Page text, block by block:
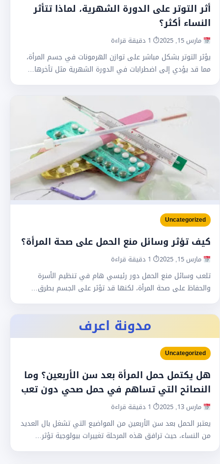
أثر التوتر على الدورة الشهرية، لماذا تتأثر
النساء أكثر؟
مارس 15, 2025 ⏱ 1 دقيقة قراءة
يؤثر التوتر بشكل مباشر على توازن الهرمونات في جسم المرأة،
مما قد يؤدي إلى اضطرابات في الدورة الشهرية مثل تأخرها…
Uncategorized
كيف تؤثر وسائل منع الحمل على صحة المرأة؟
مارس 15, 2025 ⏱ 1 دقيقة قراءة
تلعب وسائل منع الحمل دور رئيسي هام في تنظيم الأسرة
والحفاظ على صحة المرأة، لكنها قد تؤثر على الجسم بطرق…
مدونة اعرف
Uncategorized
هل يكتمل حمل المرأة بعد سن الأربعين؟ وما
النصائح التي تساهم في حمل صحي دون تعب
مارس 13, 2025 ⏱ 1 دقيقة قراءة
يعتبر الحمل بعد سن الأربعين من المواضيع التي تشغل بال العديد
من النساء، حيث ترافق هذه المرحلة تغييرات بيولوجية تؤثر…